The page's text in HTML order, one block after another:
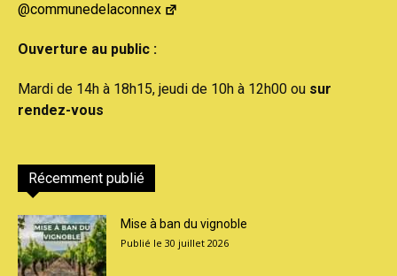
@communedelaconnex
Ouverture au public :
Mardi de 14h à 18h15, jeudi de 10h à 12h00 ou sur
rendez-vous
Récemment publié
Mise à ban du vignoble
30 juillet 2026